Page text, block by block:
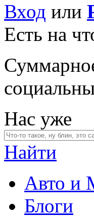
Вход или
Есть на
Нас уже
Найти
Авто и
Блоги